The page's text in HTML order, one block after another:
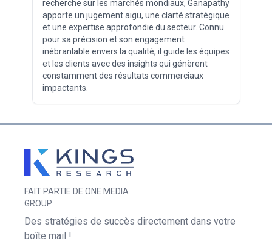
recherche sur les marchés mondiaux, Ganapathy
apporte un jugement aigu, une clarté stratégique
et une expertise approfondie du secteur. Connu
pour sa précision et son engagement
inébranlable envers la qualité, il guide les équipes
et les clients avec des insights qui génèrent
constamment des résultats commerciaux
impactants.
FAIT PARTIE DE ONE MEDIA
GROUP
Des stratégies de succès directement dans votre
boîte mail !